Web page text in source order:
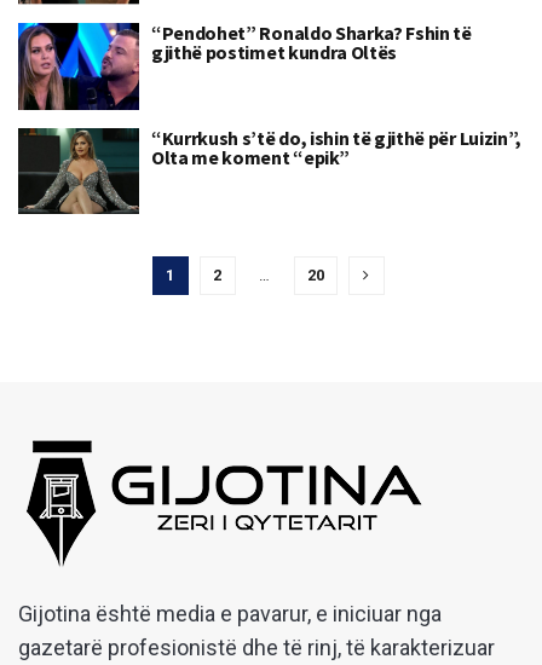
“Pendohet” Ronaldo Sharka? Fshin të
gjithë postimet kundra Oltës
“Kurrkush s’të do, ishin të gjithë për Luizin”,
Olta me koment “epik”
1 2 … 20
Gijotina është media e pavarur, e iniciuar nga
gazetarë profesionistë dhe të rinj, të karakterizuar